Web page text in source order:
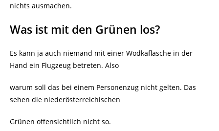
nichts ausmachen.
Was ist mit den Grünen los?
Es kann ja auch niemand mit einer Wodkaflasche in der
Hand ein Flugzeug betreten. Also
warum soll das bei einem Personenzug nicht gelten. Das
sehen die niederösterreichischen
Grünen offensichtlich nicht so.